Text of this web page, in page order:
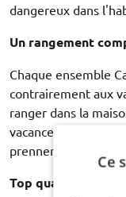
dangereux dans
Un rangement
Chaque ensemble
contrairement aux
ranger dans la
vacances, il est
prennent le moins
Top quality
Ce